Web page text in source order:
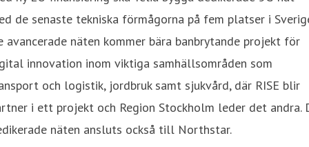
de senaste tekniska förmågorna på fem platser i
avancerade näten kommer bära banbrytande projekt för
innovation inom viktiga samhällsområden som
och logistik, jordbruk samt sjukvård, där RISE blir
i ett projekt och Region Stockholm leder det andra.
näten ansluts också till Northstar.